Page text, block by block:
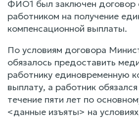
ФИО1 был заключен договор
работником на получение
компенсационной выплаты.
По условиям договора
обязалось предоставить
работнику единовременную
выплату, а работник
течение пяти лет по
<данные изъяты> на